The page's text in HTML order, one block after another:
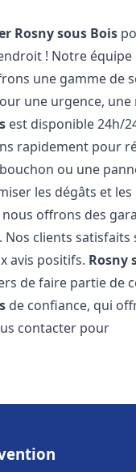
Rosny sous Bois
! Notre
une gamme de
une urgence,
est disponible 24h/
rapidement pour
ou une
les dégâts et
offrons des
Nos clients
avis positifs. Rosny
de faire partie de
de confiance, qui
contacter pour